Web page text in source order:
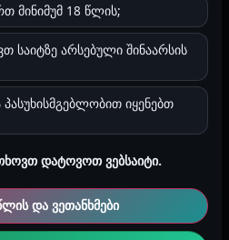
773
3 წუთი
და ყველა ისტორიაზე ჯერ არ
მინიმუმ 18 წლის;
საიტზე არსებული შინაარსის
პასუხისმგებლობით იყენებთ
დატოვოთ ვებსაიტი.
და ვეთანხმები